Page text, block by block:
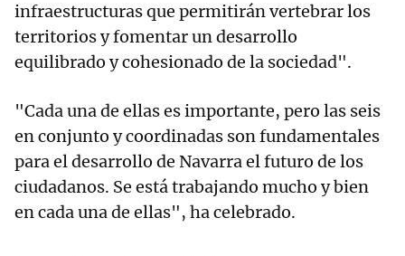
infraestructuras que permitirán vertebrar los
territorios y fomentar un desarrollo
equilibrado y cohesionado de la sociedad".
"Cada una de ellas es importante, pero las seis
en conjunto y coordinadas son fundamentales
para el desarrollo de Navarra el futuro de los
ciudadanos. Se está trabajando mucho y bien
en cada una de ellas", ha celebrado.